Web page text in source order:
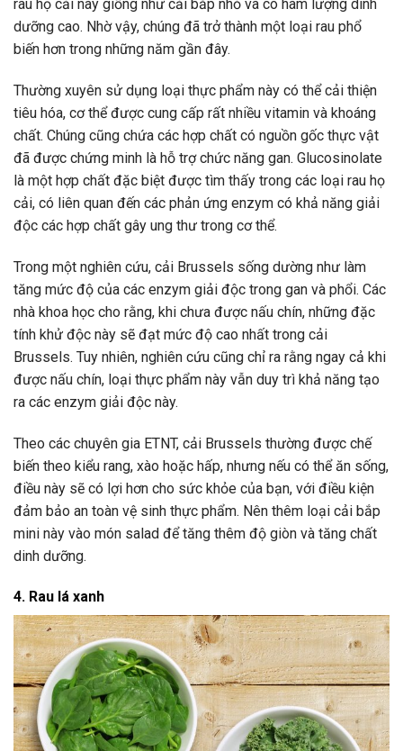
rau họ cải này giống như cải bắp nhỏ và có hàm lượng dinh
dưỡng cao. Nhờ vậy, chúng đã trở thành một loại rau phổ
biến hơn trong những năm gần đây.
Thường xuyên sử dụng loại thực phẩm này có thể cải thiện
tiêu hóa, cơ thể được cung cấp rất nhiều vitamin và khoáng
chất. Chúng cũng chứa các hợp chất có nguồn gốc thực vật
đã được chứng minh là hỗ trợ chức năng gan. Glucosinolate
là một hợp chất đặc biệt được tìm thấy trong các loại rau họ
cải, có liên quan đến các phản ứng enzym có khả năng giải
độc các hợp chất gây ung thư trong cơ thể.
Trong một nghiên cứu, cải Brussels sống dường như làm
tăng mức độ của các enzym giải độc trong gan và phổi. Các
nhà khoa học cho rằng, khi chưa được nấu chín, những đặc
tính khử độc này sẽ đạt mức độ cao nhất trong cải
Brussels. Tuy nhiên, nghiên cứu cũng chỉ ra rằng ngay cả khi
được nấu chín, loại thực phẩm này vẫn duy trì khả năng tạo
ra các enzym giải độc này.
Theo các chuyên gia ETNT, cải Brussels thường được chế
biến theo kiểu rang, xào hoặc hấp, nhưng nếu có thể ăn sống,
điều này sẽ có lợi hơn cho sức khỏe của bạn, với điều kiện
đảm bảo an toàn vệ sinh thực phẩm. Nên thêm loại cải bắp
mini này vào món salad để tăng thêm độ giòn và tăng chất
dinh dưỡng.
4. Rau lá xanh